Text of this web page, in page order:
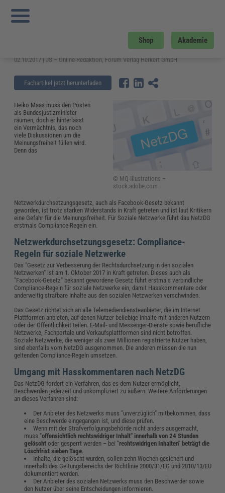
Shop Akademie
Sie sind hier:
Netzwerkdurchsetzungsgesetz (NetzDG) ist in Kraft getreten
Das Netzwerkdurchsetzungsgesetz
(NetzDG) ist in Kraft getreten
02.10.2017 | JS – Online-Redaktion, Forum Verlag Herkert GmbH
Fachartikel jetzt herunterladen
© MQ-Illustrations –
stock.adobe.com
Heiko Maas muss den Posten
als Bundesjustizminister
räumen, doch er hinterlässt
ein Vermächtnis, das noch
viele Diskussionen um die
Meinungsfreiheit füllen wird.
Denn das
Netzwerkdurchsetzungsgesetz, auch als Facebook-Gesetz bekannt
geworden, ist trotz starken Widerstands in Kraft getreten und ist laut Kritikern
eine Gefahr für die Meinungsfreiheit. Für Soziale Netzwerke führt das NetzDG
erstmals Compliance-Regeln ein.
Netzwerkdurchsetzungsgesetz: Compliance-
Regeln für soziale Netzwerke
Das "Gesetz zur Verbesserung der Rechtsdurchsetzung in den sozialen
Netzwerken" ist am 1. Oktober 2017 in Kraft getreten. Dieses auch als
"Facebook-Gesetz" bekannt gewordene Gesetz führt erstmals verbindliche
Compliance-Regeln für soziale Netzwerke ein, damit Hasskommentare oder
anderweitig strafbare Inhalte aus den sozialen Netzwerken verschwinden.
Das Gesetz richtet sich an alle Telemediendiensteanbieter, die im Internet
Plattformen anbieten, auf denen Nutzer beliebige Inhalte mit anderen Nutzern
oder der Öffentlichkeit teilen. E-Mail- und Messenger-Dienste sowie berufliche
Netzwerke, Fachportale und Verkaufsplattformen sind nicht betroffen.
Soziale Netzwerke, die weniger als zwei Millionen registrierte Nutzer haben,
sind ebenfalls vom NetzDG ausgenommen. Die anderen müssen die nun
geltenden Compliance-Regeln umsetzen.
Umgang mit Hasskommentaren nach NetzDG
Das NetzDG fordert ein Verfahren, das es dem Nutzer ermöglicht,
Beschwerden jederzeit und unkompliziert zu äußern. Weitere Anforderungen
an dieses Verfahren sind:
Der Anbieter des Netzwerks muss "unverzüglich" mitbekommen, dass
eine Beschwerde eingegangen ist, und diese prüfen.
Wenn mit der Strafverfolgungsbehörde nicht anders ausgemacht,
muss "offensichtlich rechtswidriger Inhalt" innerhalb von 24 Stunden
gelöscht oder gesperrt werden – bei"rechtswidrigen Inhalten" beträgt die
Löschfrist sieben Tage
Inhalte, die gelöscht wurden, sollen zehn Wochen gesichert und
innerhalb des Geltungsbereichs der Richtlinie 2000/31/EG und 2010/13/EU
dokumentiert werden.
Der Anbieter des sozialen Netzwerks muss den Beschwerder sowie
den Nutzer über seine Entscheidungen informieren.